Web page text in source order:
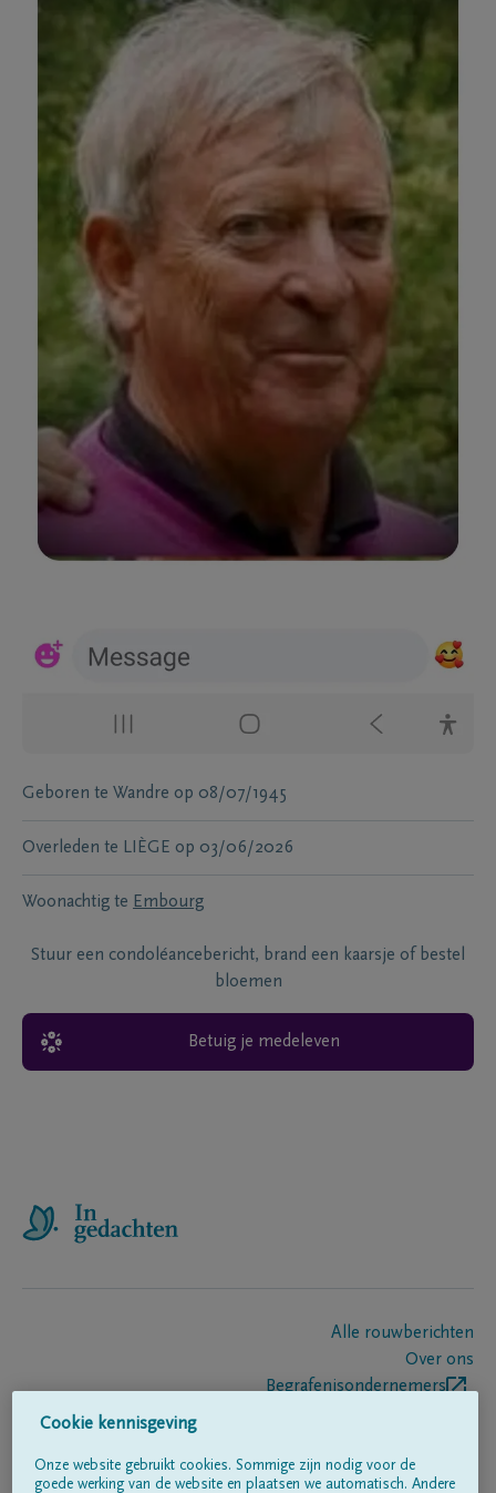
Geboren te Wandre op 08/07/1945
Overleden te LIÈGE op 03/06/2026
Woonachtig te Embourg
Stuur een condoléancebericht, brand een kaarsje of bestel
bloemen
Betuig je medeleven
Alle rouwberichten
Over ons
Begrafenisondernemers
Cookie kennisgeving
Onze website gebruikt cookies. Sommige zijn nodig voor de
goede werking van de website en plaatsen we automatisch. Andere